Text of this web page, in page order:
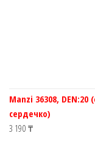
Manzi 36308,
сердечко)
3 190 ₸